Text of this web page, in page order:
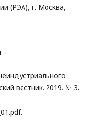
(РЭА), г. Москва,
вестник. 2019. № 3.